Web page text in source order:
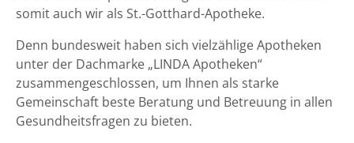
somit auch wir als St.-Gotthard-Apotheke.
Denn bundesweit haben sich vielzählige Apotheken
unter der Dachmarke „LINDA Apotheken“
zusammengeschlossen, um Ihnen als starke
Gemeinschaft beste Beratung und Betreuung in allen
Gesundheitsfragen zu bieten.